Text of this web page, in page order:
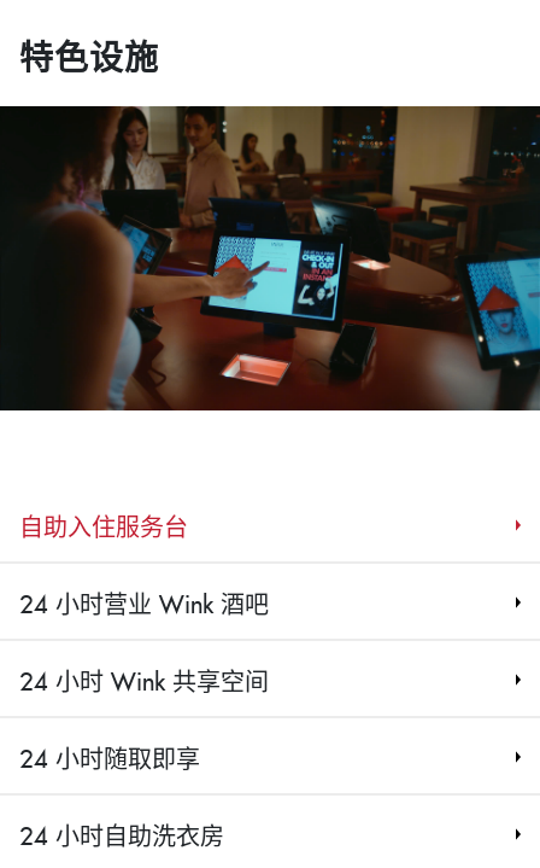
特色设施
自助入住服务台
24 小时营业 Wink 酒吧
24 小时 Wink 共享空间
24 小时随取即享
24 小时自助洗衣房